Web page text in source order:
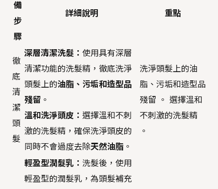
備
步
驟
詳細說明 重點
徹
底
清
潔
頭
髮
深層清潔洗髮： 使用具有深層
清潔功能的洗髮精，徹底洗淨
頭髮上的油脂、污垢和造型品
殘留 。
溫和洗淨頭皮： 選擇溫和不刺
激的洗髮精，確保洗淨頭皮的
同時不會過度去除天然油脂 。
洗淨頭髮上的油
脂、污垢和造型品
殘留 。 選擇溫和
不刺激的洗髮精
。
輕盈型潤髮乳： 洗髮後，使用
輕盈型的潤髮乳，為頭髮補充